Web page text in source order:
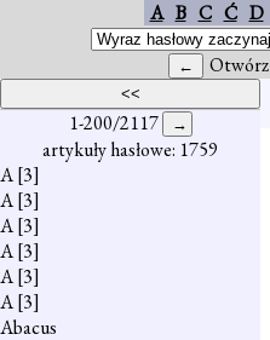
A B C Ć D
Otwórz
1-200/2117
artykuły hasłowe: 1759
A[3]
A[3]
A[3]
A[3]
A[3]
A[3]
Abacus